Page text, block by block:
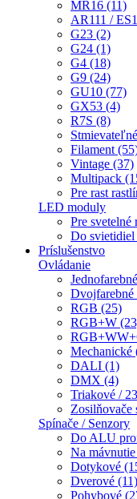
MR16 (11)
AR111 /
G23 (2)
G24 (1)
G4 (18)
G9 (24)
GU10 (77)
GX53 (4)
R7S (8)
Filament
Vintage (37)
Multipack
Pre rast
LED moduly
Pre svetelné
Do svietidiel
Príslušenstvo
Ovládanie
RGB (25)
RGB+W
Mechanické
DALI (1)
DMX (4)
Triakové /
Zosilňovače
Spínače / Senzory
Do ALU
Na
Dotykové
Dverové (11)
Pohybové